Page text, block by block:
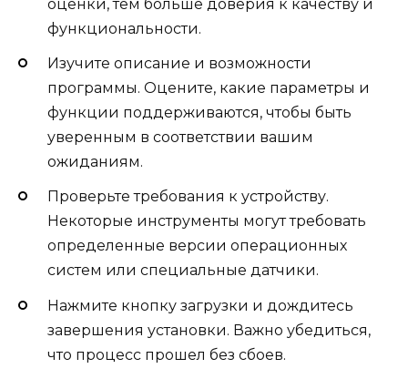
оценки, тем больше доверия к качеству и
функциональности.
Изучите описание и возможности
программы. Оцените, какие параметры и
функции поддерживаются, чтобы быть
уверенным в соответствии вашим
ожиданиям.
Проверьте требования к устройству.
Некоторые инструменты могут требовать
определенные версии операционных
систем или специальные датчики.
Нажмите кнопку загрузки и дождитесь
завершения установки. Важно убедиться,
что процесс прошел без сбоев.